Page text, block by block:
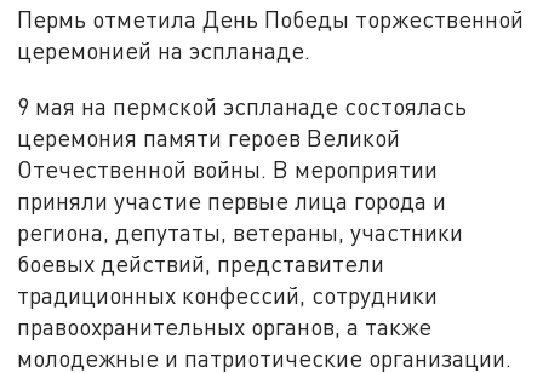
Пермь отметила День Победы торжественной
церемонией на эспланаде.
9 мая на пермской эспланаде состоялась
церемония памяти героев Великой
Отечественной войны. В мероприятии
приняли участие первые лица города и
региона, депутаты, ветераны, участники
боевых действий, представители
традиционных конфессий, сотрудники
правоохранительных органов, а также
молодежные и патриотические организации.